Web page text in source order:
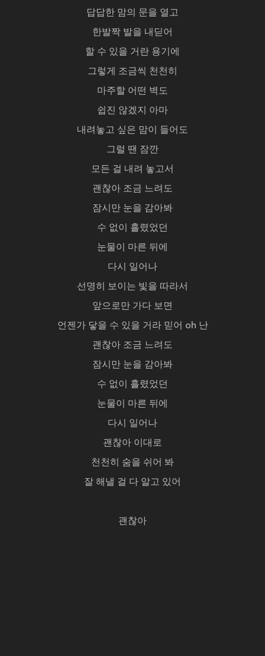
답답한 맘의 문을 열고
한발짝 발을 내딛어
할 수 있을 거란 용기에
그렇게 조금씩 천천히
마주할 어떤 벽도
쉽진 않겠지 아마
내려놓고 싶은 맘이 들어도
그럴 땐 잠깐
모든 걸 내려 놓고서
괜찮아 조금 느려도
잠시만 눈을 감아봐
수 없이 흘렸었던
눈물이 마른 뒤에
다시 일어나
선명히 보이는 빛을 따라서
앞으로만 가다 보면
언젠가 닿을 수 있을 거라 믿어 oh 난
괜찮아 조금 느려도
잠시만 눈을 감아봐
수 없이 흘렸었던
눈물이 마른 뒤에
다시 일어나
괜찮아 이대로
천천히 숨을 쉬어 봐
잘 해낼 걸 다 알고 있어
괜찮아